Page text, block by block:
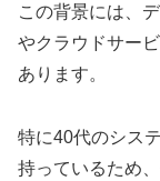
この背景には、
やクラウドサー
あります。
特に40代のシス
持っているため